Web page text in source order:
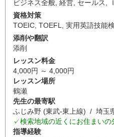
ビジネス全般, 経営, セールス,
資格対策
TOEIC, TOEFL, 実用英語技能
添削や翻訳
添削
レッスン料金
4,000円 ～ 4,000円
レッスン場所
鶴瀬
先生の最寄駅
ふじみ野 (東武-東上線) / 埼玉
✓検索地域の近くにお住まいの
指導経験